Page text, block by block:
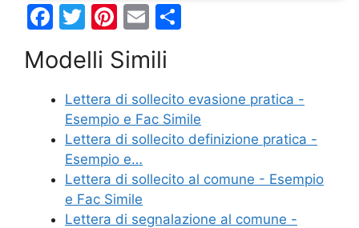
F
c
e
b
o
o
k
T
w
itt
er
Pi
nt
er
e
st
E
m
ai
l
di
vi
di
Modelli Simili
Lettera di sollecito evasione pratica -
Esempio e Fac Simile
Lettera di sollecito definizione pratica -
Esempio e…
Lettera di sollecito al comune - Esempio
e Fac Simile
Lettera di segnalazione al comune -